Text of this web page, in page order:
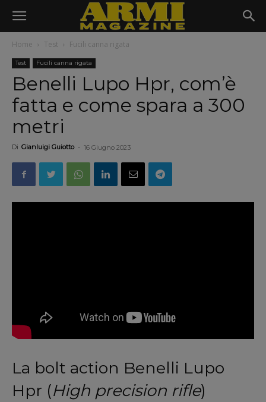
Home Test Fucili canna rigata
Test Fucili canna rigata
Benelli Lupo Hpr, com’è
fatta e come spara a 300
metri
Di Gianluigi Guiotto - 16 Giugno 2023
La bolt action Benelli Lupo
Hpr (High precision rifle)